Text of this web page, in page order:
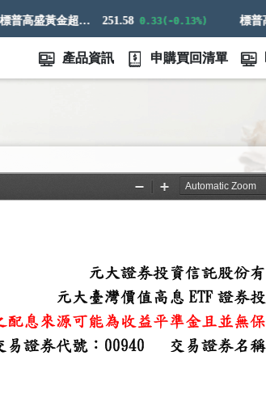
標普高盛黃金超額回報指數 251.58 0.33(-0.13%)
產品資訊 申購買回清單